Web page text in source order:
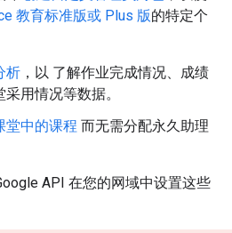
教育标准版或 Plus 版的特定个
析 ，以 了解作业完成情况、成绩
用情况等数据。
堂中的课程 而无需分配永久助理
API 在您的网域中设置这些